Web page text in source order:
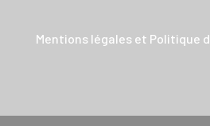
Mentions légales et Politique